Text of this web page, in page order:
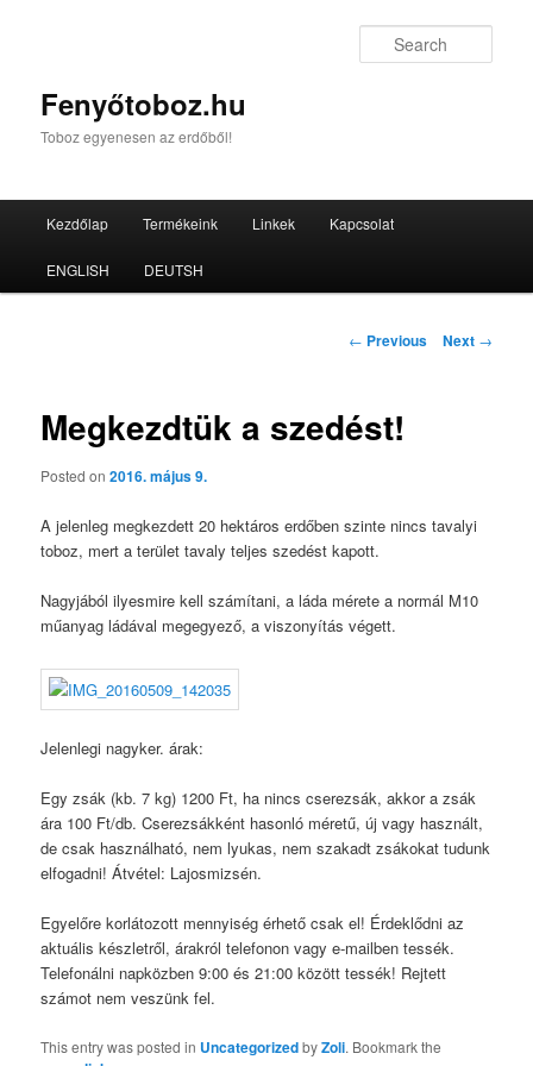
Fenyőtoboz.hu
Toboz egyenesen az erdőből!
Skip to primary content
Skip to secondary content
Kezdőlap Termékeink Linkek Kapcsolat
ENGLISH DEUTSH
Post navigation
← Previous Next →
Megkezdtük a szedést!
Posted on2016. május 9.
A jelenleg megkezdett 20 hektáros erdőben szinte nincs tavalyi
toboz, mert a terület tavaly teljes szedést kapott.
Nagyjából ilyesmire kell számítani, a láda mérete a normál M10
műanyag ládával megegyező, a viszonyítás végett.
Jelenlegi nagyker. árak:
Egy zsák (kb. 7 kg) 1200 Ft, ha nincs cserezsák, akkor a zsák
ára 100 Ft/db. Cserezsákként hasonló méretű, új vagy használt,
de csak használható, nem lyukas, nem szakadt zsákokat tudunk
elfogadni! Átvétel: Lajosmizsén.
Egyelőre korlátozott mennyiség érhető csak el! Érdeklődni az
aktuális készletről, árakról telefonon vagy e-mailben tessék.
Telefonálni napközben 9:00 és 21:00 között tessék! Rejtett
számot nem veszünk fel.
This entry was posted in UncategorizedbyZoli. Bookmark the